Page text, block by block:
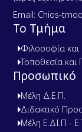
Email: Chios-
Το Τμήμα
Φιλοσοφία και
Τοποθεσία
Προσωπικό
Μέλη Δ.Ε.Π.
Διδακτικό
Μέλη Ε.ΔΙ.Π -